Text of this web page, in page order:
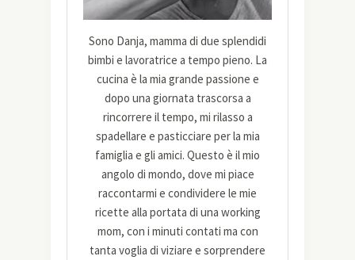
Sono Danja, mamma di due splendidi
bimbi e lavoratrice a tempo pieno. La
cucina è la mia grande passione e
dopo una giornata trascorsa a
rincorrere il tempo, mi rilasso a
spadellare e pasticciare per la mia
famiglia e gli amici. Questo è il mio
angolo di mondo, dove mi piace
raccontarmi e condividere le mie
ricette alla portata di una working
mom, con i minuti contati ma con
tanta voglia di viziare e sorprendere